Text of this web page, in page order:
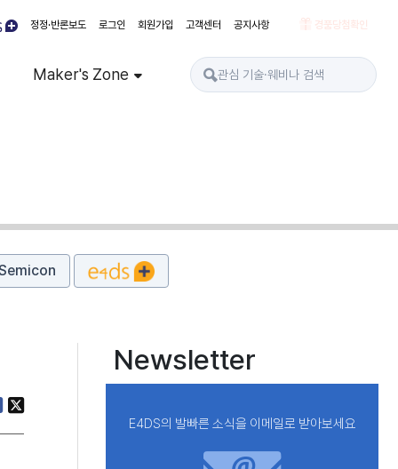
정정·반론보도 로그인 회원가입 고객센터 공지사항 경품당첨확인
Maker's Zone
Newsletter
E4DS의 발빠른 소식을 이메일로 받아보세요